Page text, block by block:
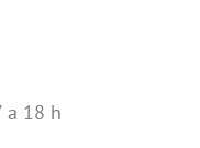
a 18 h